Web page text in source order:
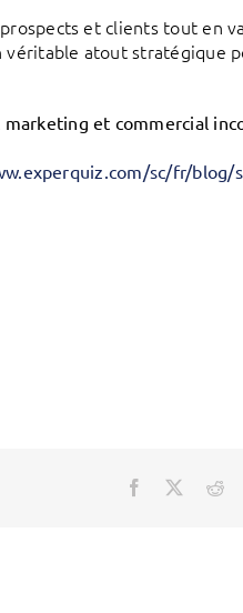
et clients tout en
atout stratégique
et commercial
sc/fr/blog/